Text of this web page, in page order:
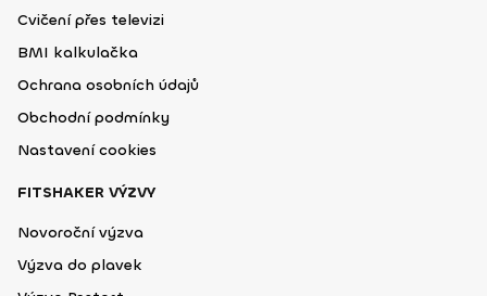
Cvičení přes televizi
BMI kalkulačka
Ochrana osobních údajů
Obchodní podmínky
Nastavení cookies
FITSHAKER VÝZVY
Novoroční výzva
Výzva do plavek